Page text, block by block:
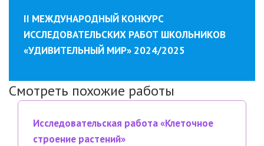
II МЕЖДУНАРОДНЫЙ КОНКУРС
ИССЛЕДОВАТЕЛЬСКИХ РАБОТ ШКОЛЬНИКОВ
«УДИВИТЕЛЬНЫЙ МИР» 2024/2025
Смотреть похожие работы
Исследовательская работа «Клеточное
строение растений»